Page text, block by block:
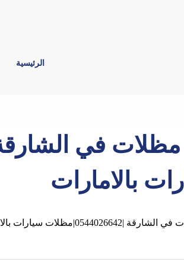
الرئيسية
بالامارات
سيارات بالامارات أفضل شركة تصاميم تركيب وبناء مظلات وسواتر في